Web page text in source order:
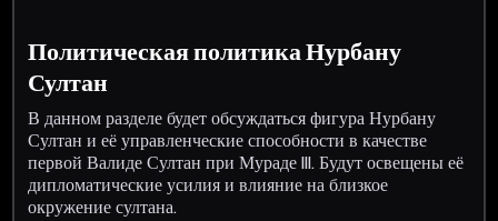
Политическая политика Нурбану
Султан
В данном разделе будет обсуждаться фигура Нурбану
Султан и её управленческие способности в качестве
первой Валиде Султан при Мураде III. Будут освещены её
дипломатические усилия и влияние на близкое
окружение султана.